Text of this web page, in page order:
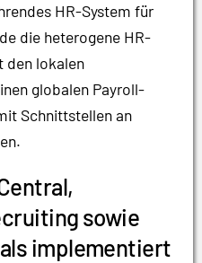
HR-System für
die heterogene HR-
den lokalen
globalen Payroll-
Schnittstellen an
sowie
implementiert